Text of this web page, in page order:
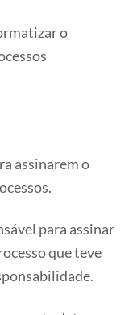
o
assinarem o
para assinar
que teve